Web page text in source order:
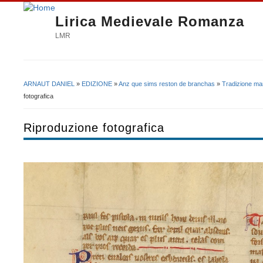
Lirica Medievale Romanza
LMR
Tu sei qui
ARNAUT DANIEL » EDIZIONE »Anz que sims reston de branchas » Tradizione
fotografica
Riproduzione fotografica